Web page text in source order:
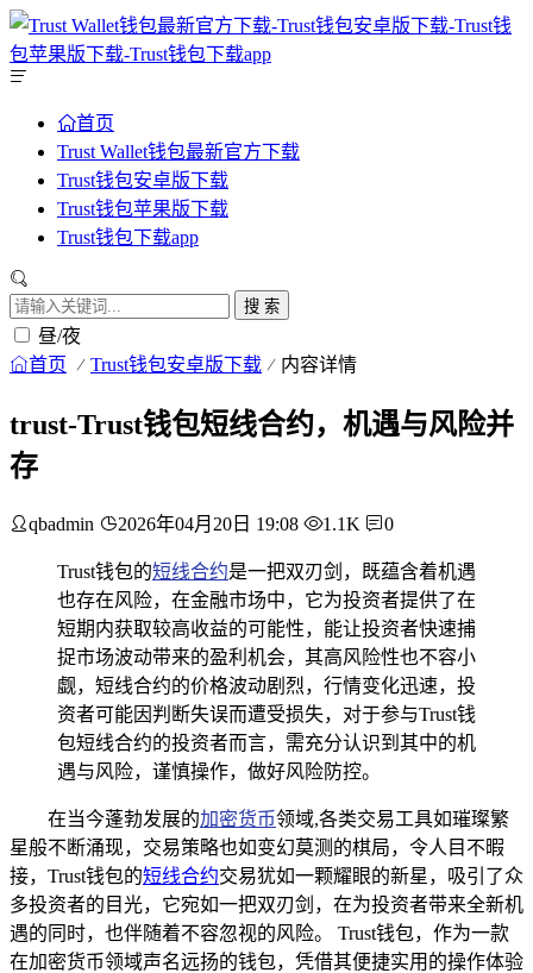
首页
Trust Wallet钱包最新官方下载
Trust钱包安卓版下载
Trust钱包苹果版下载
Trust钱包下载app
搜 索
昼/夜
首页 Trust钱包安卓版下载 内容详情
trust-Trust钱包短线合约，机遇与风险并
存
qbadmin 2026年04月20日 19:08 1.1K 0
Trust钱包的短线合约是一把双刃剑，既蕴含着机遇
也存在风险，在金融市场中，它为投资者提供了在
短期内获取较高收益的可能性，能让投资者快速捕
捉市场波动带来的盈利机会，其高风险性也不容小
觑，短线合约的价格波动剧烈，行情变化迅速，投
资者可能因判断失误而遭受损失，对于参与Trust钱
包短线合约的投资者而言，需充分认识到其中的机
遇与风险，谨慎操作，做好风险防控。
在当今蓬勃发展的加密货币领域,各类交易工具如璀璨繁
星般不断涌现，交易策略也如变幻莫测的棋局，令人目不暇
接，Trust钱包的短线合约交易犹如一颗耀眼的新星，吸引了众
多投资者的目光，它宛如一把双刃剑，在为投资者带来全新机
遇的同时，也伴随着不容忽视的风险。 Trust钱包，作为一款
在加密货币领域声名远扬的钱包，凭借其便捷实用的操作体验